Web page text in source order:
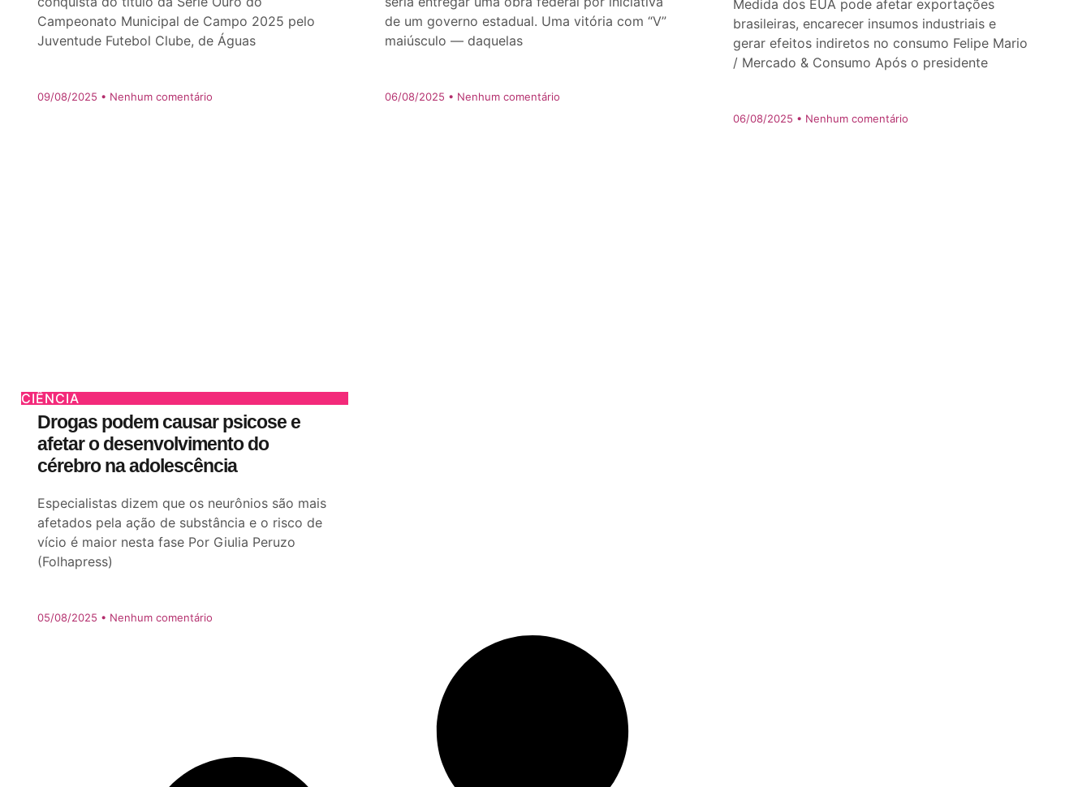
Campeonato Municipal de Campo 2025 pelo
Juventude Futebol Clube, de Águas
09/08/2025 Nenhum comentário
de um governo estadual. Uma vitória com “V”
maiúsculo — daquelas
06/08/2025 Nenhum comentário
Medida dos EUA pode afetar exportações
brasileiras, encarecer insumos industriais e
gerar efeitos indiretos no consumo Felipe Mario
/ Mercado & Consumo Após o presidente
06/08/2025 Nenhum comentário
CIÊNCIA
Drogas podem causar psicose e
afetar o desenvolvimento do
cérebro na adolescência
Especialistas dizem que os neurônios são mais
afetados pela ação de substância e o risco de
vício é maior nesta fase Por Giulia Peruzo
(Folhapress)
05/08/2025 Nenhum comentário